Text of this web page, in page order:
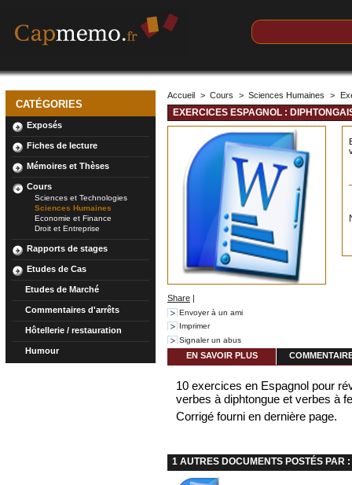
CATÉGORIES
Exposés
Fiches de lecture
Mémoires et Thèses
Cours
Sciences et Technologies
Sciences Humaines
Economie et Finance
Droit et Entreprise
Rapports de stages
Etudes de Cas
Etudes de Marché
Commentaires d'arrêts
Hôtellerie / restauration
Humour
Accueil > Cours > Sciences Humaines >
EXERCICES ESPAGNOL :
Share |
Envoyer à un ami
Imprimer
Signaler un abus
EN SAVOIR PLUS
10 exercices en Espagnol pour
verbes à diphtongue et verbes à
Corrigé fourni en dernière page.
1 AUTRES DOCUMENTS POSTÉS PAR